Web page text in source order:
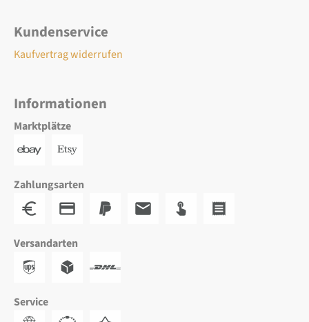
Kundenservice
Kaufvertrag widerrufen
Informationen
Marktplätze
Zahlungsarten
Versandarten
Service